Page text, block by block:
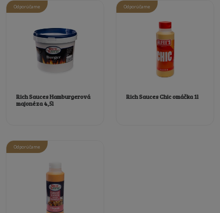
Odporúčame
Rich Sauces Hamburgerová
majonéza 4,5l
Odporúčame
Rich Sauces Chic omáčka 1l
Odporúčame